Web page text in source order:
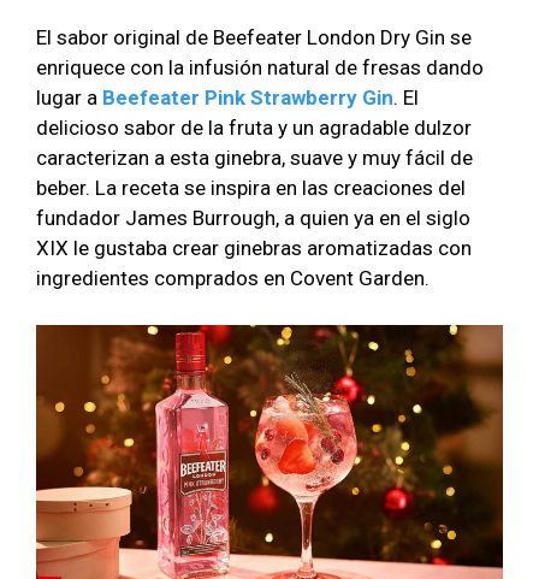
El sabor original de Beefeater London Dry Gin se
enriquece con la infusión natural de fresas dando
lugar a Beefeater Pink Strawberry Gin. El
delicioso sabor de la fruta y un agradable dulzor
caracterizan a esta ginebra, suave y muy fácil de
beber. La receta se inspira en las creaciones del
fundador James Burrough, a quien ya en el siglo
XIX le gustaba crear ginebras aromatizadas con
ingredientes comprados en Covent Garden.